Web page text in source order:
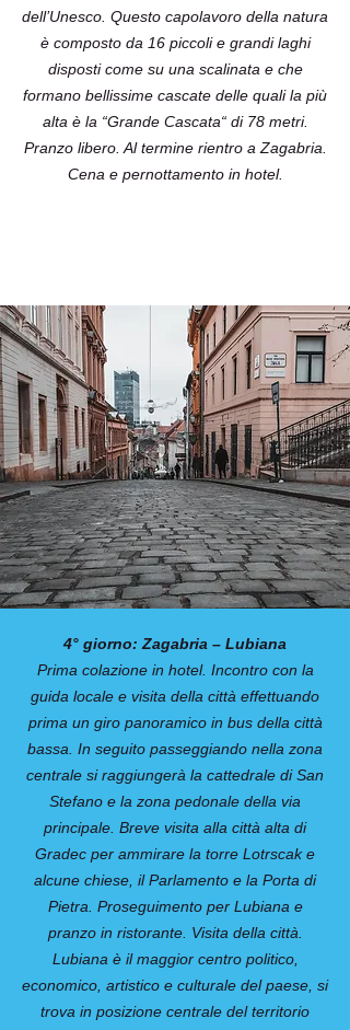
dell’Unesco. Questo capolavoro della natura
è composto da 16 piccoli e grandi laghi
disposti come su una scalinata e che
formano bellissime cascate delle quali la più
alta è la “Grande Cascata“ di 78 metri.
Pranzo libero. Al termine rientro a Zagabria.
Cena e pernottamento in hotel.
4° giorno: Zagabria – Lubiana
Prima colazione in hotel. Incontro con la
guida locale e visita della città effettuando
prima un giro panoramico in bus della città
bassa. In seguito passeggiando nella zona
centrale si raggiungerà la cattedrale di San
Stefano e la zona pedonale della via
principale. Breve visita alla città alta di
Gradec per ammirare la torre Lotrscak e
alcune chiese, il Parlamento e la Porta di
Pietra. Proseguimento per Lubiana e
pranzo in ristorante. Visita della città.
Lubiana è il maggior centro politico,
economico, artistico e culturale del paese, si
trova in posizione centrale del territorio